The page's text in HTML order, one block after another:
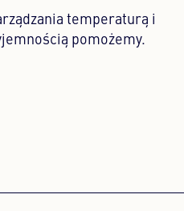
temperaturą i
pomożemy.